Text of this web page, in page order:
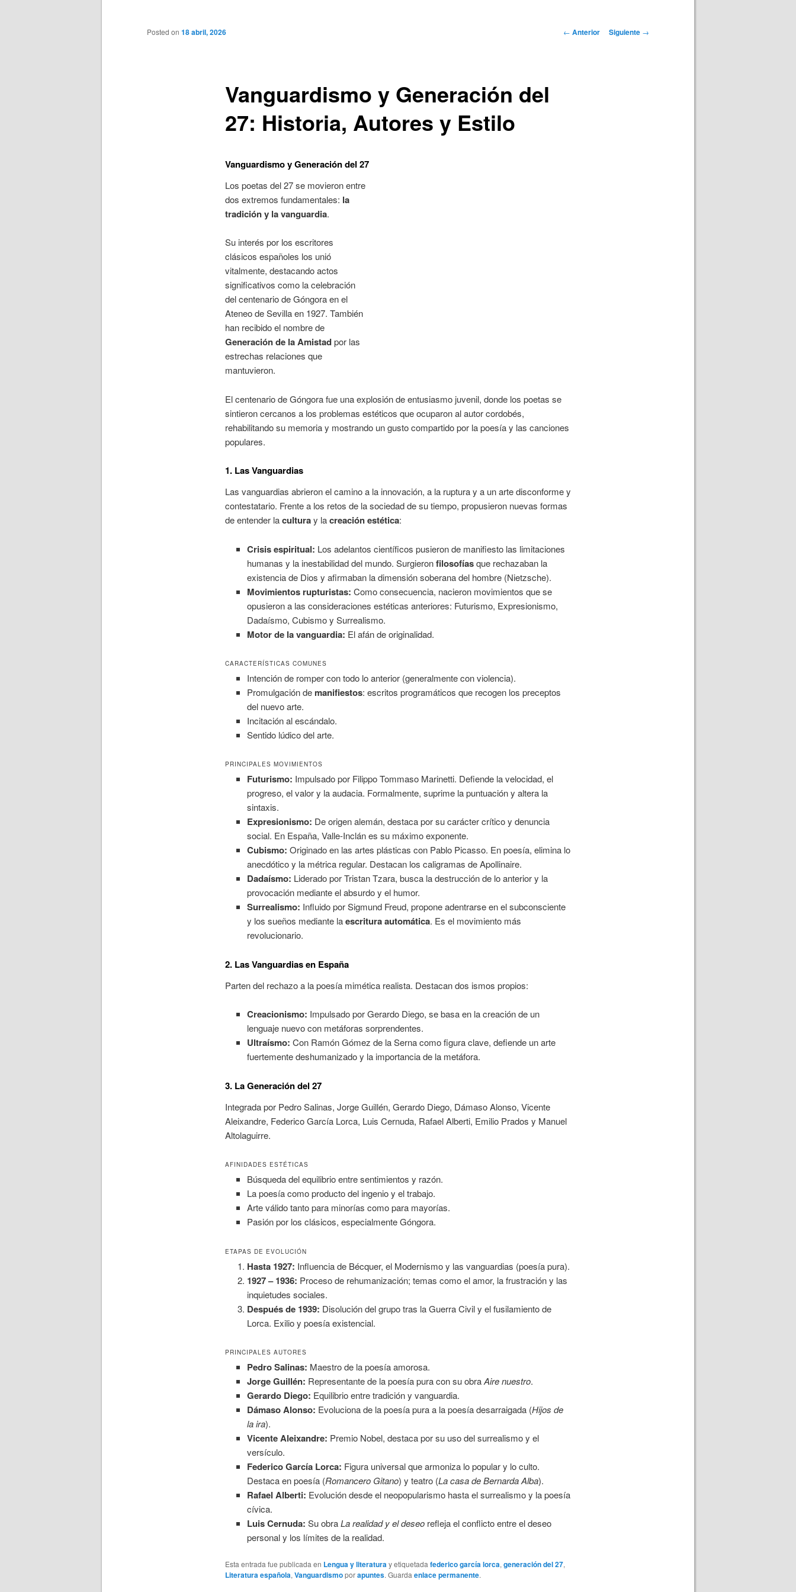
Navegación
← Anterior Siguiente →
Vanguardismo y Generación del
27: Historia, Autores y Estilo
Posted on 18 abril, 2026
Vanguardismo y Generación del 27
Los poetas del 27 se movieron entre
dos extremos fundamentales: la
tradición y la vanguardia.
Su interés por los escritores
clásicos españoles los unió
vitalmente, destacando actos
significativos como la celebración
del centenario de Góngora en el
Ateneo de Sevilla en 1927. También
han recibido el nombre de
Generación de la Amistadpor las
estrechas relaciones que
mantuvieron.
El centenario de Góngora fue una explosión de entusiasmo juvenil, donde los poetas se
sintieron cercanos a los problemas estéticos que ocuparon al autor cordobés,
rehabilitando su memoria y mostrando un gusto compartido por la poesía y las canciones
populares.
1. Las Vanguardias
Las vanguardias abrieron el camino a la innovación, a la ruptura y a un arte disconforme y
contestatario. Frente a los retos de la sociedad de su tiempo, propusieron nuevas formas
de entender laculturay lacreación estética:
Crisis espiritual: Los adelantos científicos pusieron de manifiesto las limitaciones
humanas y la inestabilidad del mundo. Surgieronfilosofíasque rechazaban la
existencia de Dios y afirmaban la dimensión soberana del hombre (Nietzsche).
Movimientos rupturistas: Como consecuencia, nacieron movimientos que se
opusieron a las consideraciones estéticas anteriores: Futurismo, Expresionismo,
Dadaísmo, Cubismo y Surrealismo.
Motor de la vanguardia: El afán de originalidad.
CARACTERÍSTICAS COMUNES
Intención de romper con todo lo anterior (generalmente con violencia).
Promulgación de manifiestos: escritos programáticos que recogen los preceptos
del nuevo arte.
Incitación al escándalo.
Sentido lúdico del arte.
PRINCIPALES MOVIMIENTOS
Futurismo: Impulsado por Filippo Tommaso Marinetti. Defiende la velocidad, el
progreso, el valor y la audacia. Formalmente, suprime la puntuación y altera la
sintaxis.
Expresionismo: De origen alemán, destaca por su carácter crítico y denuncia
social. En España, Valle-Inclán es su máximo exponente.
Cubismo: Originado en las artes plásticas con Pablo Picasso. En poesía, elimina lo
anecdótico y la métrica regular. Destacan los caligramas de Apollinaire.
Dadaísmo: Liderado por Tristan Tzara, busca la destrucción de lo anterior y la
provocación mediante el absurdo y el humor.
Surrealismo: Influido por Sigmund Freud, propone adentrarse en el subconsciente
y los sueños mediante laescritura automática. Es el movimiento más
revolucionario.
2. Las Vanguardias en España
Parten del rechazo a la poesía mimética realista. Destacan dos ismos propios:
Creacionismo: Impulsado por Gerardo Diego, se basa en la creación de un
lenguaje nuevo con metáforas sorprendentes.
Ultraísmo: Con Ramón Gómez de la Serna como figura clave, defiende un arte
fuertemente deshumanizado y la importancia de la metáfora.
3. La Generación del 27
Integrada por Pedro Salinas, Jorge Guillén, Gerardo Diego, Dámaso Alonso, Vicente
Aleixandre, Federico García Lorca, Luis Cernuda, Rafael Alberti, Emilio Prados y Manuel
Altolaguirre.
AFINIDADES ESTÉTICAS
Búsqueda del equilibrio entre sentimientos y razón.
La poesía como producto del ingenio y el trabajo.
Arte válido tanto para minorías como para mayorías.
Pasión por los clásicos, especialmente Góngora.
ETAPAS DE EVOLUCIÓN
Hasta 1927: Influencia de Bécquer, el Modernismo y las vanguardias (poesía pura).
1927 – 1936: Proceso de rehumanización; temas como el amor, la frustración y las
inquietudes sociales.
Después de 1939: Disolución del grupo tras la Guerra Civil y el fusilamiento de
Lorca. Exilio y poesía existencial.
PRINCIPALES AUTORES
Pedro Salinas: Maestro de la poesía amorosa.
Jorge Guillén: Representante de la poesía pura con su obraAire nuestro.
Gerardo Diego: Equilibrio entre tradición y vanguardia.
Dámaso Alonso: Evoluciona de la poesía pura a la poesía desarraigada (Hijos de
la ira).
Vicente Aleixandre: Premio Nobel, destaca por su uso del surrealismo y el
versículo.
Federico García Lorca: Figura universal que armoniza lo popular y lo culto.
Destaca en poesía (Romancero Gitano) y teatro (La casa de Bernarda Alba).
Rafael Alberti: Evolución desde el neopopularismo hasta el surrealismo y la poesía
cívica.
Luis Cernuda: Su obraLa realidad y el deseo refleja el conflicto entre el deseo
personal y los límites de la realidad.
Esta entrada fue publicada en Lengua y literaturay etiquetada federico garcía lorca, generación del 27,
Literatura española, Vanguardismoporapuntes. Guarda enlace permanente.